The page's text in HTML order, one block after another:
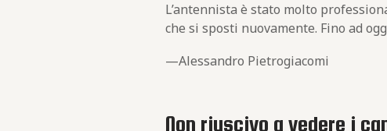
L’antennista è stato molto
che si sposti nuovamente. Fino ad
Alessandro Pietrogiacomi
Non riuscivo a vedere i